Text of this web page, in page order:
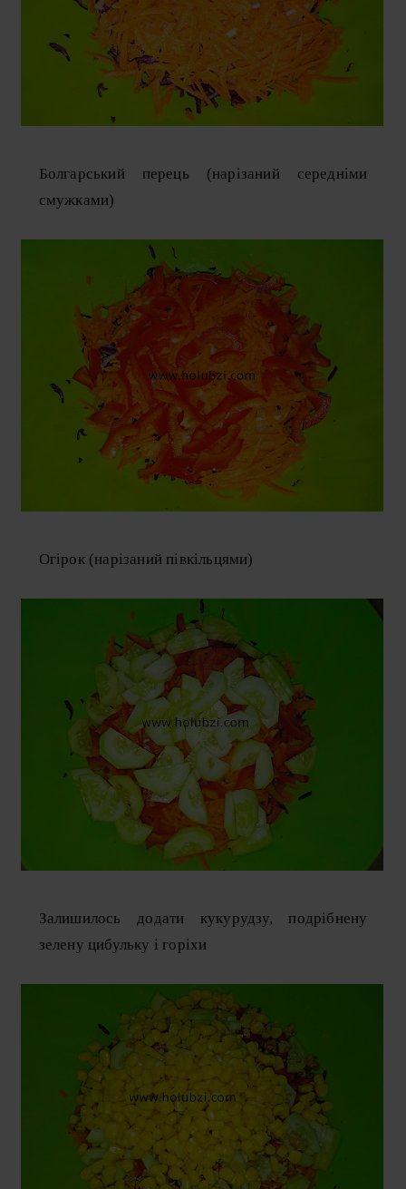
Болгарський перець (нарізаний середніми
смужками)
Огірок (нарізаний півкільцями)
Залишилось додати кукурудзу, подрібнену
зелену цибульку і горіхи